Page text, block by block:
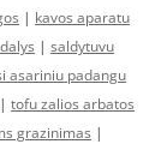
| kavos aparatu
| saldytuvu
asariniu padangu
| tofu zalios arbatos
grazinimas |